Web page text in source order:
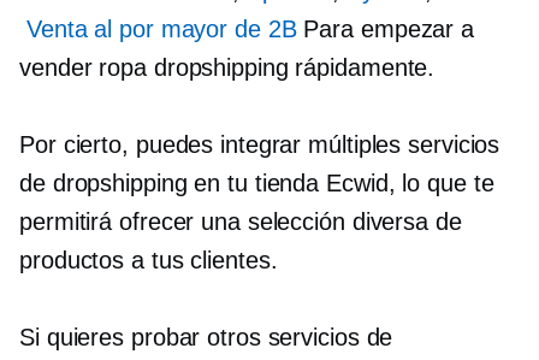
Venta al por mayor de 2BPara empezar a
vender ropa dropshipping rápidamente.
Por cierto, puedes integrar múltiples servicios
de dropshipping en tu tienda Ecwid, lo que te
permitirá ofrecer una selección diversa de
productos a tus clientes.
Si quieres probar otros servicios de